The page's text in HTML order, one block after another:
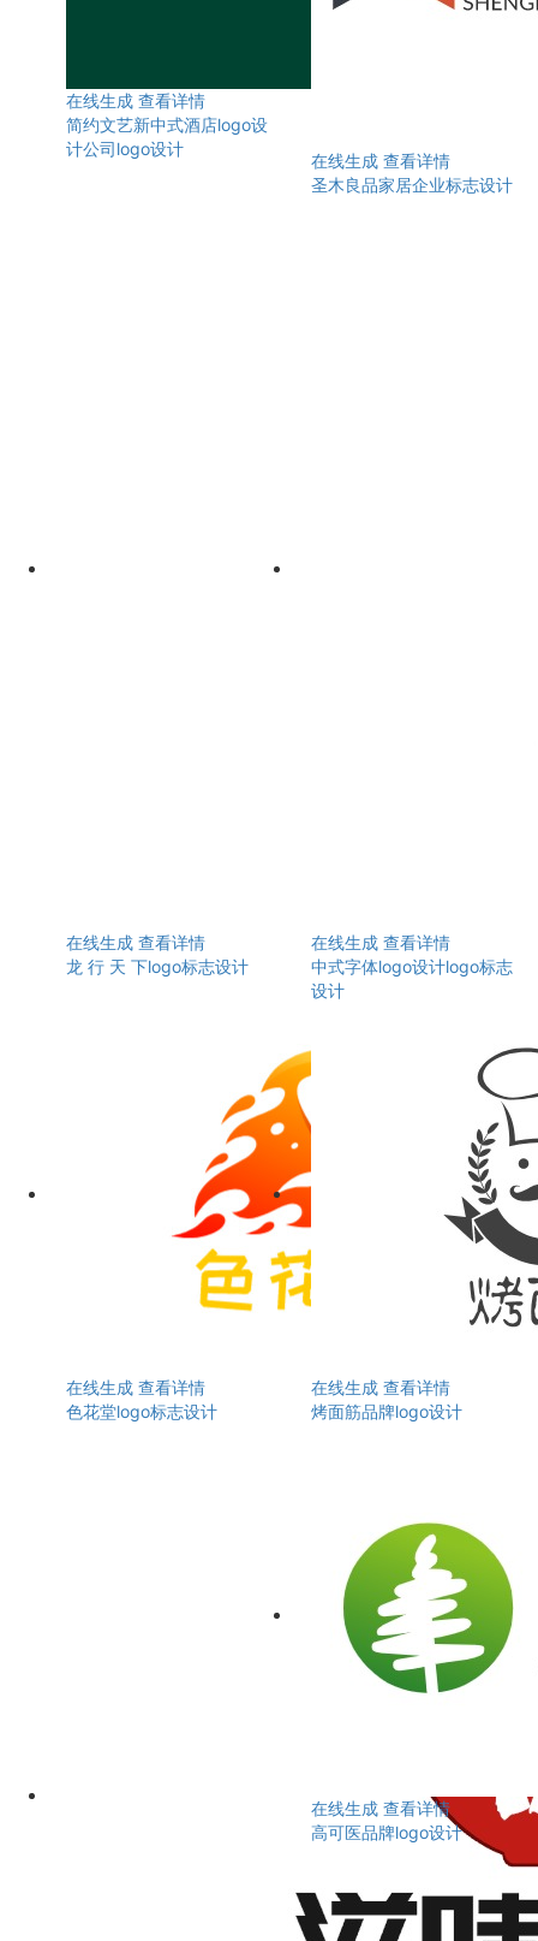
在线生成 查看详情
简约文艺新中式酒店logo设
计公司logo设计
在线生成 查看详情
圣木良品家居企业标志设计
在线生成 查看详情
龙 行 天 下logo标志设计
在线生成 查看详情
中式字体logo设计logo标志
设计
在线生成 查看详情
色花堂logo标志设计
在线生成 查看详情
烤面筋品牌logo设计
在线生成 查看详情
高可医品牌logo设计